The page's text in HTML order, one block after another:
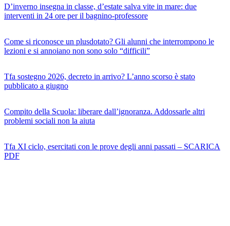
D’inverno insegna in classe, d’estate salva vite in mare: due
interventi in 24 ore per il bagnino-professore
Come si riconosce un plusdotato? Gli alunni che interrompono le
lezioni e si annoiano non sono solo “difficili”
Tfa sostegno 2026, decreto in arrivo? L’anno scorso è stato
pubblicato a giugno
Compito della Scuola: liberare dall’ignoranza. Addossarle altri
problemi sociali non la aiuta
Tfa XI ciclo, esercitati con le prove degli anni passati – SCARICA
PDF